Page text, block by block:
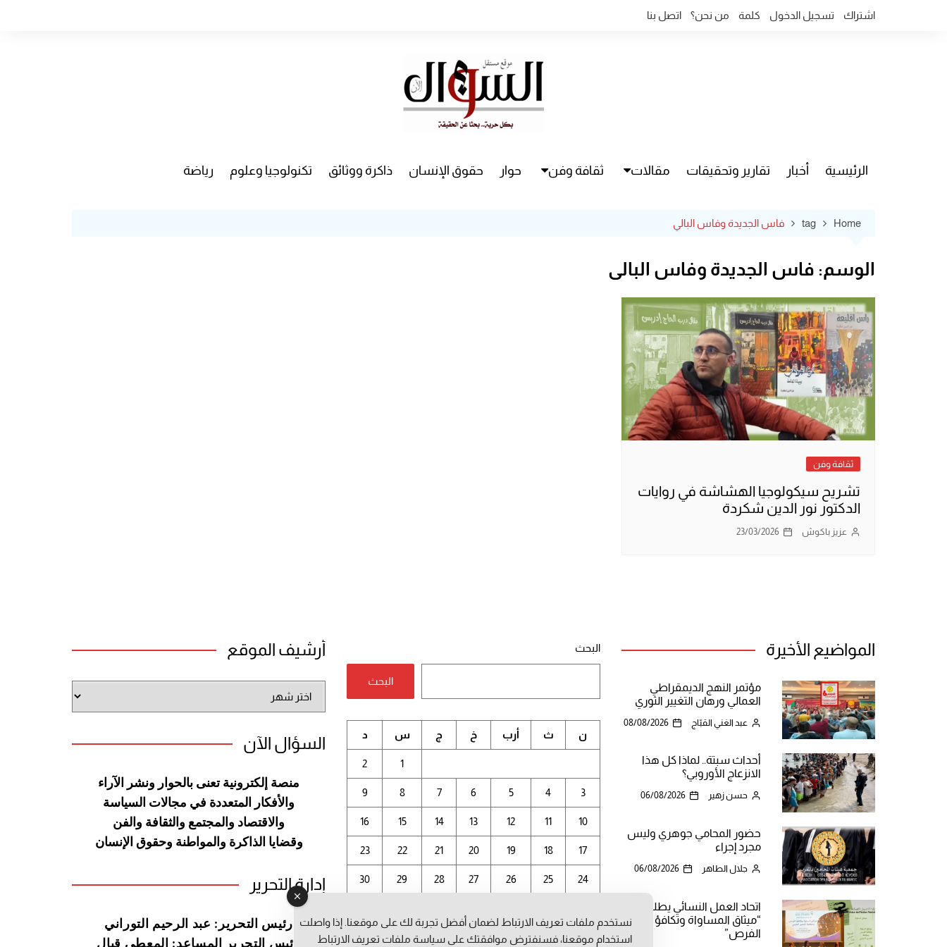
اشتراك تسجيل الدخول كلمة من نحن؟ اتصل بنا
الرئيسية أخبار تقارير وتحقيقات مقالات ثقافة وفن حوار حقوق الإنسان ذاكرة ووثائق تكنولوجيا وعلوم رياضة
Home
tag فاس الجديدة وفاس البالي
الوسم: فاس الجديدة وفاس البالي
ثقافة وفن
تشريح سيكولوجيا الهشاشة في روايات
الدكتور نور الدين شكردة
عزيز باكوش 23/03/2026
المواضيع الأخيرة
مؤتمر النهج الديمقراطي
العمالي ورهان التغيير الثوري
عبد الغني القبّاج 08/08/2026
أحداث سبتة.. لماذا كل هذا
الانزعاج الأوروبي؟
حسن زهير 06/08/2026
حضور المحامي جوهري وليس
مجرد إجراء
جلال الطاهر 06/08/2026
اتحاد العمل النسائي يطلق
“ميثاق المساواة وتكافؤ
الفرص”
البحث
البحث
أغسطس 2026
ن ث أرب خ ج س د
1
2
3
4
5
6
7
8
9
10
11
12
13
14
15
16
17
18
19
20
21
22
23
24
25
26
27
28
29
30
أرشيف الموقع
الموقع
السؤال الآن
منصة إلكترونية تعنى بالحوار ونشر
الآراء
والأفكار المتعددة في مجالات السياسة
والاقتصاد والمجتمع والثقافة والفن
وقضايا الذاكرة والمواطنة وحقوق الإنسان
إدارة التحرير
رئيس التحرير: عبد الرحيم التوراني
رئيس التحرير المساعد: المعطي قبال
نستخدم ملفات تعريف الارتباط لضمان أفضل تجربة لك على موقعنا. إذا واصلت
استخدام موقعنا، فسنفترض موافقتك على سياسة ملفات تعريف الارتباط